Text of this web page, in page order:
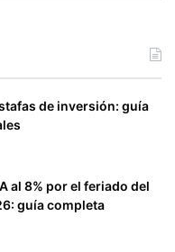
de inversión: guía
al 8% por el feriado del
guía completa